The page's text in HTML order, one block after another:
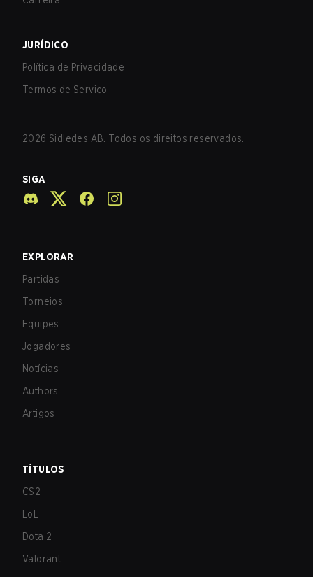
JURÍDICO
Política de Privacidade
Termos de Serviço
2026 Sidledes AB. Todos os direitos reservados.
SIGA
EXPLORAR
Partidas
Torneios
Equipes
Jogadores
Notícias
Authors
Artigos
TÍTULOS
CS2
LoL
Dota 2
Valorant